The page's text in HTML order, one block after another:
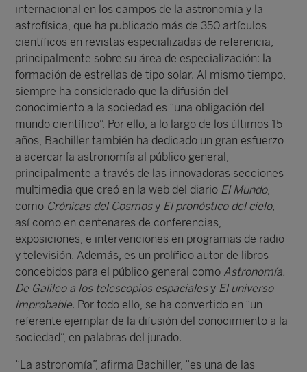
internacional en los campos de la astronomía y la
astrofísica, que ha publicado más de 350 artículos
científicos en revistas especializadas de referencia,
principalmente sobre su área de especialización: la
formación de estrellas de tipo solar. Al mismo tiempo,
siempre ha considerado que la difusión del
conocimiento a la sociedad es “una obligación del
mundo científico”. Por ello, a lo largo de los últimos 15
años, Bachiller también ha dedicado un gran esfuerzo
a acercar la astronomía al público general,
principalmente a través de las innovadoras secciones
multimedia que creó en la web del diario El Mundo,
como Crónicas del Cosmosy El pronóstico del cielo,
así como en centenares de conferencias,
exposiciones, e intervenciones en programas de radio
y televisión. Además, es un prolífico autor de libros
concebidos para el público general como Astronomía.
De Galileo a los telescopios espacialesy El universo
improbable. Por todo ello, se ha convertido en “un
referente ejemplar de la difusión del conocimiento a la
sociedad”, en palabras del jurado.
“La astronomía”, afirma Bachiller, “es una de las